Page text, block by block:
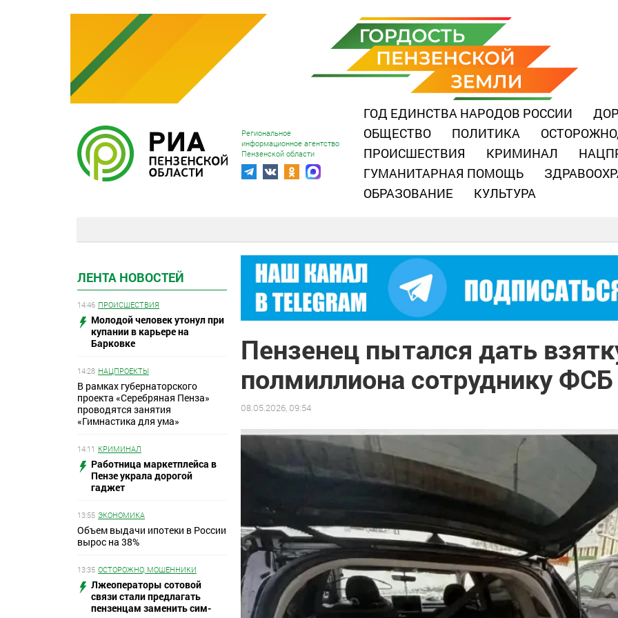
Региональное
информационное агентство
Пензенской области
ГОД ЕДИНСТВА НАРОДОВ РОССИИ
ОБЩЕСТВО
ПОЛИТИКА
ПРОИСШЕСТВИЯ
КРИМИНАЛ
ГУМАНИТАРНАЯ ПОМОЩЬ
ОБРАЗОВАНИЕ
КУЛЬТУРА
ЛЕНТА НОВОСТЕЙ
14:46 ПРОИСШЕСТВИЯ
Молодой человек утонул при
купании в карьере на
Барковке
14:28 НАЦПРОЕКТЫ
В рамках губернаторского
проекта «Серебряная Пенза»
проводятся занятия
«Гимнастика для ума»
14:11 КРИМИНАЛ
Работница маркетплейса в
Пензе украла дорогой
гаджет
13:55 ЭКОНОМИКА
Объем выдачи ипотеки в России
вырос на 38%
13:35 ОСТОРОЖНО, МОШЕННИКИ
Лжеоператоры сотовой
связи стали предлагать
пензенцам заменить сим-
Пензенец пытался дать
полмиллиона сотруднику ФСБ
08.05.2026, 09:54